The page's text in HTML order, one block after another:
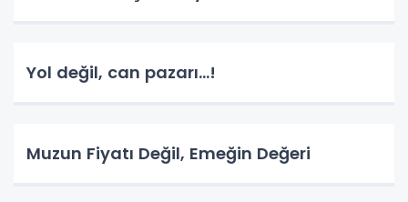
Yol değil, can pazarı…!
Muzun Fiyatı Değil, Emeğin Değeri